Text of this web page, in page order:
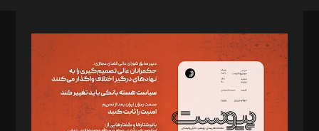
مدیر مسئول: محمدباقر اثنی‌عشری
سردبیر: مهرک محمودی
دبیر تحریریه: میثم قاسمی
د‌بیر ناداستان: سمانه سمیع
د‌بیر خدمت و تجارت: ابوالفضل رجبی